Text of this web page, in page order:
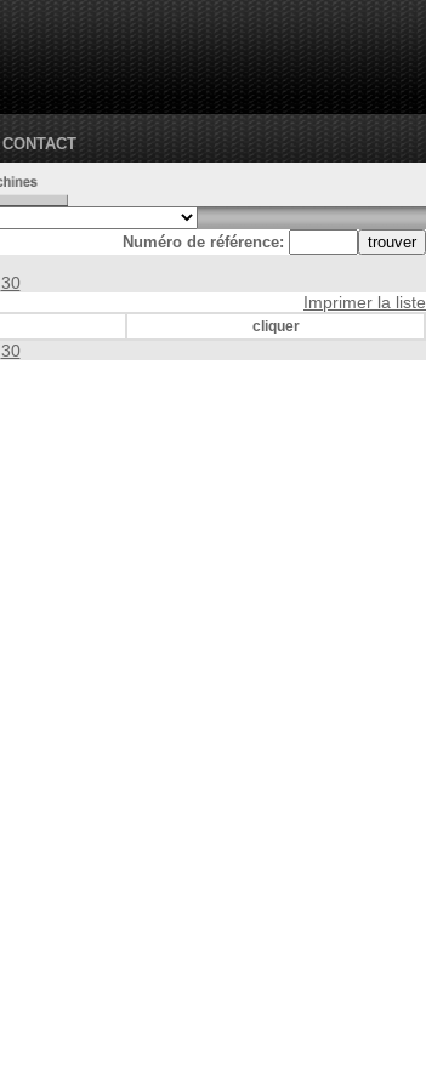
CONTACT
Numéro de référence:
30
Imprimer la liste
cliquer
30